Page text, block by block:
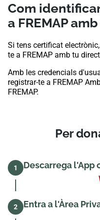
Com
a FREMAP
Si tens certificat
te a FREMAP amb tu
Amb les credencials
registrar-te a FREMAP
FREMAP.
Per
1 Descarrega l'App
2 Entra a l'Àrea